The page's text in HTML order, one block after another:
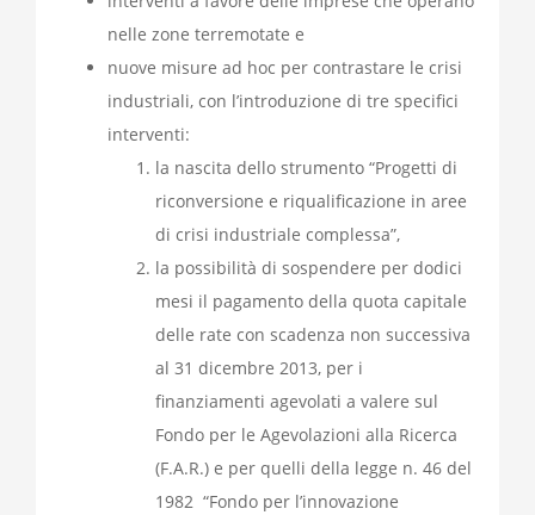
nelle zone terremotate e
nuove misure ad hoc per contrastare le crisi
industriali, con l’introduzione di tre specifici
interventi:
la nascita dello strumento “Progetti di
riconversione e riqualificazione in aree
di crisi industriale complessa”,
la possibilità di sospendere per dodici
mesi il pagamento della quota capitale
delle rate con scadenza non successiva
al 31 dicembre 2013, per i
finanziamenti agevolati a valere sul
Fondo per le Agevolazioni alla Ricerca
(F.A.R.) e per quelli della legge n. 46 del
1982 “Fondo per l’innovazione